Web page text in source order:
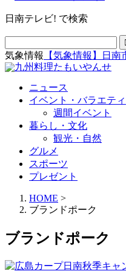
日南テレビ! で検索
気象情報 【気象情報】日
ニュース
イベント・バラエティ
週間イベント
暮らし・文化
観光・自然
グルメ
スポーツ
プレゼント
HOME >
ブランドポーク
ブランドポーク